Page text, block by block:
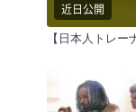
近日公開
【日本人トレ